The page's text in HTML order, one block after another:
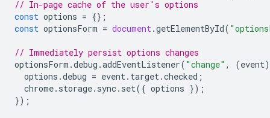
// In-page cache of the user's options
const options = {};
const optionsForm = document.getElementById(
// Immediately persist options changes
optionsForm .debug .addEventListener( "change" , (event)
options .debug = event. target.checked ;
chrome. storage. sync. set({ options });
});